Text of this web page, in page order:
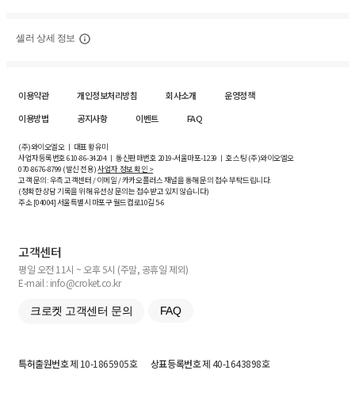
셀러 상세 정보
이용약관 개인정보처리방침 회사소개
운영정책
이용방법
공지사항 이벤트 FAQ
(주)와이오엘오 ㅣ 대표 황유미
사업자등록번호610-86-34204ㅣ 통신판매번호 2019-서울마포-1239 ㅣ 호스팅 (주)와이오엘오
070-8676-8799 (발신 전용)사업자 정보 확인 >
고객 문의: 우측 고객센터 / 이메일 / 카카오플러스 채널을 통해 문의 접수 부탁드립니다.
(정확한 상담 기록을 위해 유선상 문의는 접수받고 있지 않습니다)
주소 [04004] 서울특별시 마포구 월드컵로10길5-6
고객센터
평일 오전 11시 ~ 오후 5시 (주말, 공휴일 제외)
E-mail : info@croket.co.kr
크로켓 고객센터 문의 FAQ
특허출원번호제 10-1865905호 상표등록번호제 40-1643898호